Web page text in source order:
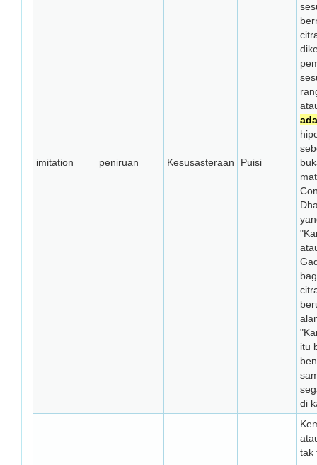
imitation peniruan Kesusasteraan Puisi
ada
itu
di
tak